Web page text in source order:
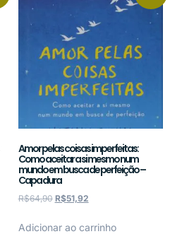
Amor pelas coisas imperfeitas:
Como aceitar a si mesmo num
mundo em busca de perfeição –
Capa dura
R$64,90 R$51,92
Adicionar ao carrinho